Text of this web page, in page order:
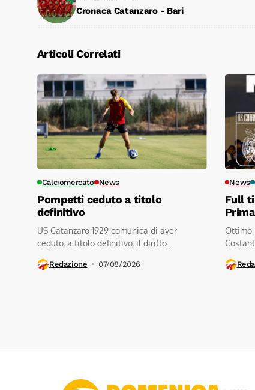
Cronaca Catanzaro - Bari
Articoli Correlati
Calciomercato News
Pompetti ceduto a titolo
definitivo
US Catanzaro 1929 comunica di aver
ceduto, a titolo definitivo, il diritto...
Redazione 07/08/2026
News
Full
Ottimo